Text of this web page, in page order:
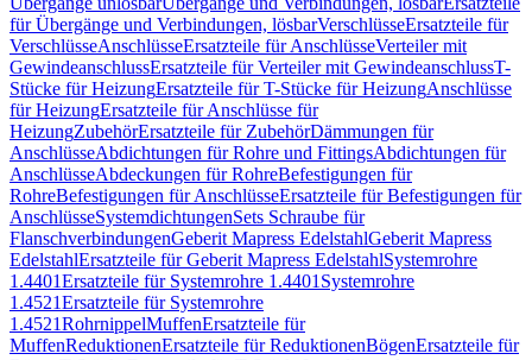
für Übergänge und Verbindungen, lösbarVerschlüsseErsatzteile für
VerschlüsseAnschlüsseErsatzteile für AnschlüsseVerteiler mit
GewindeanschlussErsatzteile für Verteiler mit GewindeanschlussT-
Stücke für HeizungErsatzteile für T-Stücke für HeizungAnschlüsse
für HeizungErsatzteile für Anschlüsse für
HeizungZubehörErsatzteile für ZubehörDämmungen für
AnschlüsseAbdichtungen für Rohre und FittingsAbdichtungen für
AnschlüsseAbdeckungen für RohreBefestigungen für
RohreBefestigungen für AnschlüsseErsatzteile für Befestigungen für
AnschlüsseSystemdichtungenSets Schraube für
FlanschverbindungenGeberit Mapress EdelstahlGeberit Mapress
EdelstahlErsatzteile für Geberit Mapress EdelstahlSystemrohre
1.4401Ersatzteile für Systemrohre 1.4401 Systemrohre
1.4521Ersatzteile für Systemrohre
1.4521RohrnippelMuffenErsatzteile für
MuffenReduktionenErsatzteile für ReduktionenBögenErsatzteile für